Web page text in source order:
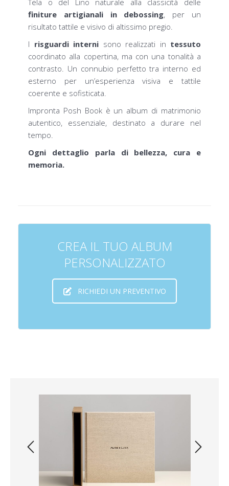
Tela o del Lino naturale alla classicità delle
finiture artigianali in debossing, per un
risultato tattile e visivo di altissimo pregio.
I risguardi interni sono realizzati in tessuto
coordinato alla copertina, ma con una tonalità a
contrasto. Un connubio perfetto tra interno ed
esterno per un’esperienza visiva e tattile
coerente e sofisticata.
Impronta Posh Book è un album di matrimonio
autentico, essenziale, destinato a durare nel
tempo.
Ogni dettaglio parla di bellezza, cura e
memoria.
CREA IL TUO ALBUM
PERSONALIZZATO
RICHIEDI UN PREVENTIVO